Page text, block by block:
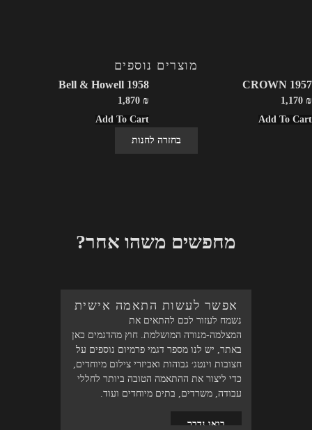
בחזרה לחנות
CROWN 1957
1,170 ₪
Add To Cart
Bell & Howell 1958
1,870 ₪
Add To Cart
מוצרים נוספים
מחפשים משהו אחר?
אפשר לעשות התאמה אישית
נשמח לעזור לכם להתאים את
המצלמה-מנורה המושלמת. חוץ מהדגמים כאן
באתר, יש לנו מספר דגמי פרמיום נוספים על
חצובות וינטג׳ גבוהות ואביזרי צילום מיוחדים,
כדי ליצור את ההתאמה הטובה ביותר לחללי
עבודה, משרדים, בתים מיוחדים ועוד.
בואו נדבר